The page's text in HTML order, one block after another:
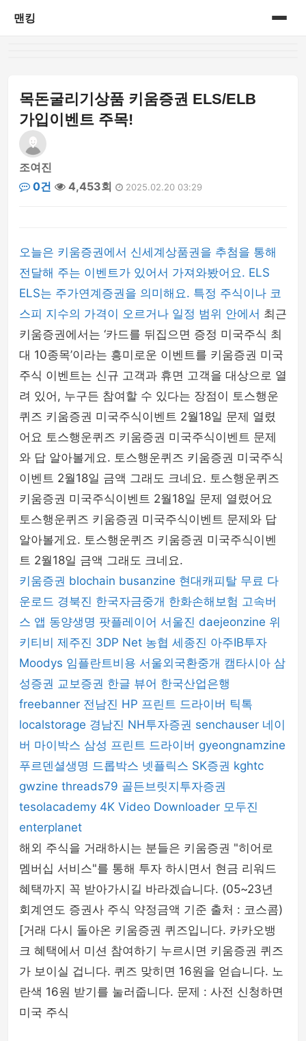
맨킹
목돈굴리기상품 키움증권 ELS/ELB
가입이벤트 주목!
조여진
0건
4,453회 2025.02.20 03:29
오늘은 키움증권에서 신세계상품권을 추첨을 통해
전달해 주는 이벤트가 있어서 가져와봤어요. ELS
ELS는 주가연계증권을 의미해요. 특정 주식이나 코
스피 지수의 가격이 오르거나 일정 범위 안에서 최근
키움증권에서는 ‘카드를 뒤집으면 증정 미국주식 최
대 10종목’이라는 흥미로운 이벤트를 키움증권 미국
주식 이벤트는 신규 고객과 휴면 고객을 대상으로 열
려 있어, 누구든 참여할 수 있다는 장점이 토스행운
퀴즈 키움증권 미국주식이벤트 2월18일 문제 열렸
어요 토스행운퀴즈 키움증권 미국주식이벤트 문제
와 답 알아볼게요. 토스행운퀴즈 키움증권 미국주식
이벤트 2월18일 금액 그래도 크네요. 토스행운퀴즈
키움증권 미국주식이벤트 2월18일 문제 열렸어요
토스행운퀴즈 키움증권 미국주식이벤트 문제와 답
알아볼게요. 토스행운퀴즈 키움증권 미국주식이벤
트 2월18일 금액 그래도 크네요.
키움증권 blochain busanzine 현대캐피탈 무료 다
운로드 경북진 한국자금중개 한화손해보험 고속버
스 앱 동양생명 팟플레이어 서울진 daejeonzine 위
키티비 제주진 3DP Net 농협 세종진 아주IB투자
Moodys 임플란트비용 서울외국환중개 캠타시아 삼
성증권 교보증권 한글 뷰어 한국산업은행
freebanner 전남진 HP 프린트 드라이버 틱톡
localstorage 경남진 NH투자증권 senchauser 네이
버 마이박스 삼성 프린트 드라이버 gyeongnamzine
푸르덴셜생명 드롭박스 넷플릭스 SK증권 kghtc
gwzine threads79 골든브릿지투자증권
tesolacademy 4K Video Downloader 모두진
enterplanet
해외 주식을 거래하시는 분들은 키움증권 "히어로
멤버십 서비스"를 통해 투자 하시면서 현금 리워드
혜택까지 꼭 받아가시길 바라겠습니다. (05~23년
회계연도 증권사 주식 약정금액 기준 출처 : 코스콤)
[거래 다시 돌아온 키움증권 퀴즈입니다. 카카오뱅
크 혜택에서 미션 참여하기 누르시면 키움증권 퀴즈
가 보이실 겁니다. 퀴즈 맞히면 16원을 얻습니다. 노
란색 16원 받기를 눌러줍니다. 문제 : 사전 신청하면
미국 주식